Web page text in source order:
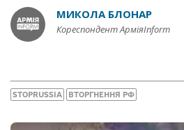
МИКОЛА БЛОНАР
Кореспондент АрміяInform
STOPRUSSIA ВТОРГНЕННЯ РФ